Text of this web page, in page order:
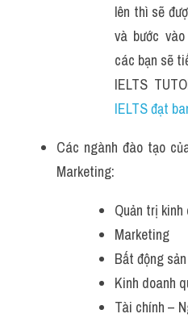
lên thì sẽ
và bước
các bạn sẽ
IELTS
IELTS đạt
Các ngành đào tạo
Marketing:
Quản trị kinh
Marketing
Bất động sản
Kinh doanh
Tài chính –